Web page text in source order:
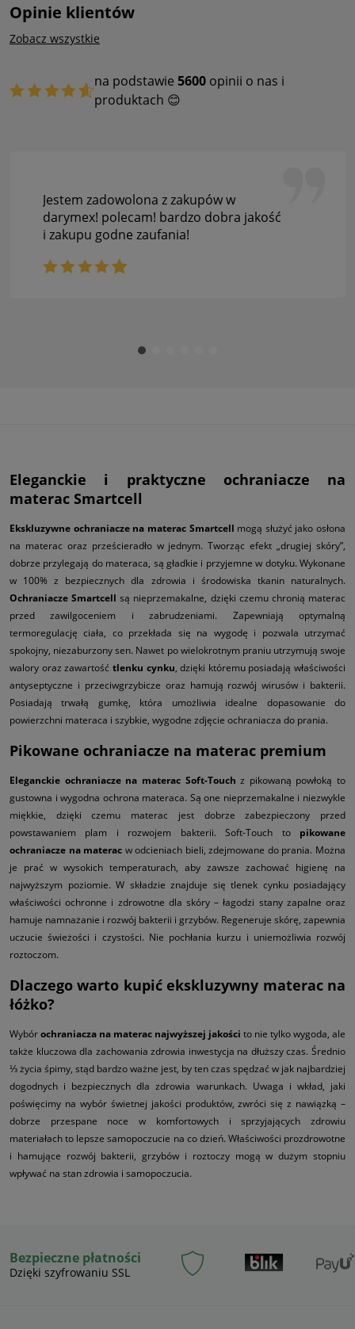
Opinie klientów
Zobacz wszystkie
na podstawie 5600 opinii o nas i
produktach 😊
Jestem zadowolona z zakupów w
darymex! polecam! bardzo dobra jakość
i zakupu godne zaufania!
Eleganckie i praktyczne ochraniacze na
materac Smartcell
Ekskluzywne ochraniacze na materac Smartcell mogą służyć jako osłona
na materac oraz prześcieradło w jednym. Tworząc efekt „drugiej skóry”,
dobrze przylegają do materaca, są gładkie i przyjemne w dotyku. Wykonane
w 100% z bezpiecznych dla zdrowia i środowiska tkanin naturalnych.
Ochraniacze Smartcell są nieprzemakalne, dzięki czemu chronią materac
przed zawilgoceniem i zabrudzeniami. Zapewniają optymalną
termoregulację ciała, co przekłada się na wygodę i pozwala utrzymać
spokojny, niezaburzony sen. Nawet po wielokrotnym praniu utrzymują swoje
walory oraz zawartość tlenku cynku, dzięki któremu posiadają właściwości
antyseptyczne i przeciwgrzybicze oraz hamują rozwój wirusów i bakterii.
Posiadają trwałą gumkę, która umożliwia idealne dopasowanie do
powierzchni materaca i szybkie, wygodne zdjęcie ochraniacza do prania.
Pikowane ochraniacze na materac premium
Eleganckie ochraniacze na materac Soft-Touchz pikowaną powłoką to
gustowna i wygodna ochrona materaca. Są one nieprzemakalne i niezwykle
miękkie, dzięki czemu materac jest dobrze zabezpieczony przed
powstawaniem plam i rozwojem bakterii. Soft-Touch to pikowane
ochraniacze na materac w odcieniach bieli, zdejmowane do prania. Można
je prać w wysokich temperaturach, aby zawsze zachować higienę na
najwyższym poziomie. W składzie znajduje się tlenek cynku posiadający
właściwości ochronne i zdrowotne dla skóry – łagodzi stany zapalne oraz
hamuje namnażanie i rozwój bakterii i grzybów. Regeneruje skórę, zapewnia
uczucie świeżości i czystości. Nie pochłania kurzu i uniemożliwia rozwój
roztoczom.
Dlaczego warto kupić ekskluzywny materac na
łóżko?
Wybórochraniacza na materac najwyższej jakości to nie tylko wygoda, ale
także kluczowa dla zachowania zdrowia inwestycja na dłuższy czas. Średnio
⅓ życia śpimy, stąd bardzo ważne jest, by ten czas spędzać w jak najbardziej
dogodnych i bezpiecznych dla zdrowia warunkach. Uwaga i wkład, jaki
poświęcimy na wybór świetnej jakości produktów, zwróci się z nawiązką –
dobrze przespane noce w komfortowych i sprzyjających zdrowiu
materiałach to lepsze samopoczucie na co dzień. Właściwości prozdrowotne
i hamujące rozwój bakterii, grzybów i roztoczy mogą w dużym stopniu
wpływać na stan zdrowia i samopoczucia.
Bezpieczne płatności
Dzięki szyfrowaniu SSL